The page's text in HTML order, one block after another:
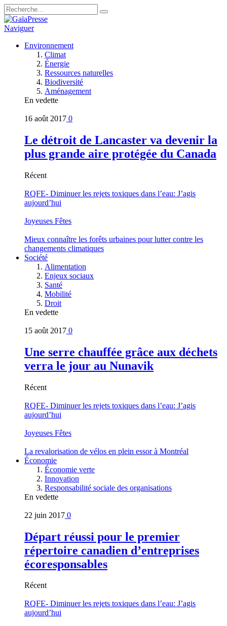
Naviguer
Environnement
Climat
Énergie
Ressources naturelles
Biodiversité
Aménagement
En vedette
16 août 2017 0
Le détroit de Lancaster va devenir la
plus grande aire protégée du Canada
Récent
RQFE- Diminuer les rejets toxiques dans l’eau: J’agis
aujourd’hui
Joyeuses Fêtes
Mieux connaître les forêts urbaines pour lutter contre les
changements climatiques
Société
Alimentation
Enjeux sociaux
Santé
Mobilité
Droit
En vedette
15 août 2017 0
Une serre chauffée grâce aux déchets
verra le jour au Nunavik
Récent
RQFE- Diminuer les rejets toxiques dans l’eau: J’agis
aujourd’hui
Joyeuses Fêtes
La revalorisation de vélos en plein essor à Montréal
Économie
Économie verte
Innovation
Responsabilité sociale des organisations
En vedette
22 juin 2017 0
Départ réussi pour le premier
répertoire canadien d’entreprises
écoresponsables
Récent
RQFE- Diminuer les rejets toxiques dans l’eau: J’agis
aujourd’hui